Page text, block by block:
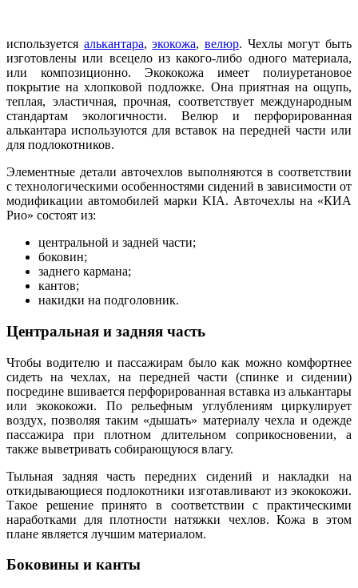
используется алькантара,экокожа,велюр. Чехлы могут быть
изготовлены или всецело из какого-либо одного материала,
или композиционно. Экококожа имеет полиуретановое
покрытие на хлопковой подложке. Она приятная на ощупь,
теплая, эластичная, прочная, соответствует международным
стандартам экологичности. Велюр и перфорированная
алькантара используются для вставок на передней части или
для подлокотников.
Элементные детали авточехлов выполняются в соответствии
с технологическими особенностями сидений в зависимости от
модификации автомобилей марки KIA. Авточехлы на «КИА
Рио» состоят из:
центральной и задней части;
боковин;
заднего кармана;
кантов;
накидки на подголовник.
Центральная и задняя часть
Чтобы водителю и пассажирам было как можно комфортнее
сидеть на чехлах, на передней части (спинке и сидении)
посредине вшивается перфорированная вставка из алькантары
или экококожи. По рельефным углублениям циркулирует
воздух, позволяя таким «дышать» материалу чехла и одежде
пассажира при плотном длительном соприкосновении, а
также выветривать собирающуюся влагу.
Тыльная задняя часть передних сидений и накладки на
откидывающиеся подлокотники изготавливают из экококожи.
Такое решение принято в соответствии с практическими
наработками для плотности натяжки чехлов. Кожа в этом
плане является лучшим материалом.
Боковины и канты